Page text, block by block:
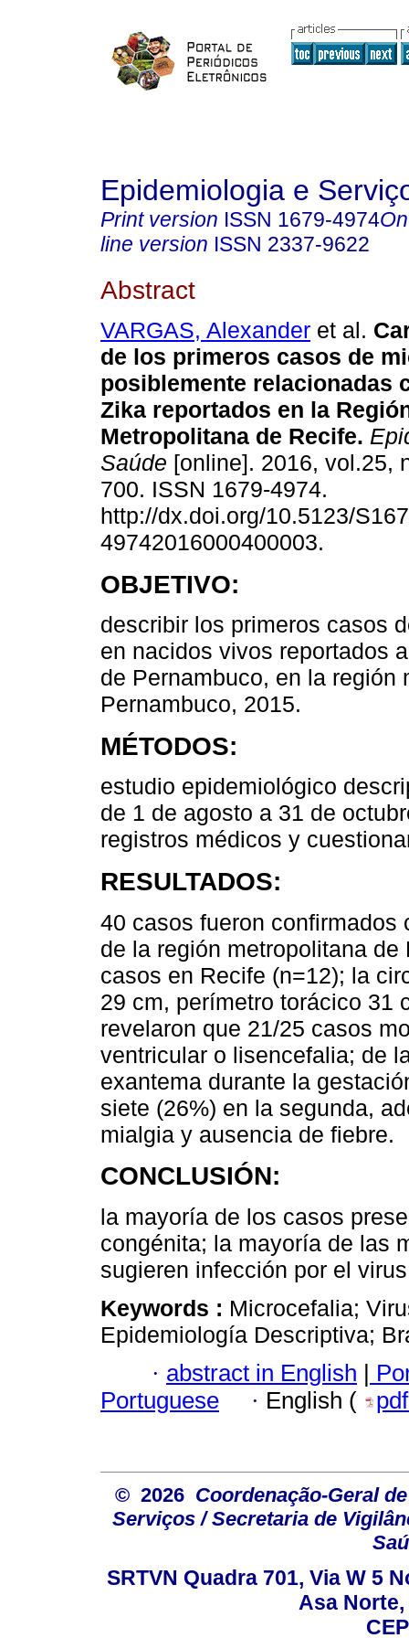
Epidemiologia e
Print version ISSN 1679-4974
line version ISSN 2337-9622
Abstract
VARGAS, Alexander et al.
de los primeros casos de
posiblemente relacionadas
Zika reportados en la
Metropolitana de Recife.
Saúde [online]. 2016, vol.25,
700. ISSN 1679-4974.
http://dx.doi.org/10.5123/
49742016000400003.
OBJETIVO:
describir los primeros casos
en nacidos vivos reportados
de Pernambuco, en la región
Pernambuco, 2015.
MÉTODOS:
estudio epidemiológico
de 1 de agosto a 31 de
registros médicos y
RESULTADOS:
40 casos fueron
de la región metropolitana
casos en Recife (n=12); la
29 cm, perímetro torácico 31
revelaron que 21/25 casos
ventricular o lisencefalia; de
exantema durante la
siete (26%) en la segunda,
mialgia y ausencia de fiebre.
CONCLUSIÓN:
la mayoría de los casos
congénita; la mayoría de las
sugieren infección por el
Keywords : Microcefalia;
Epidemiología Descriptiva;
· abstract in English
Portuguese
· English (
© 2026 Coordenação-Geral
Serviços / Secretaria de
SRTVN Quadra 701, Via W 5
Asa